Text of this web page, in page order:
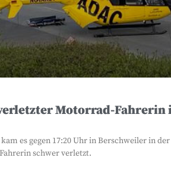
Motorrad-Fahrerin
kam es gegen 17:20 Uhr in Berschweiler in
schwer verletzt.